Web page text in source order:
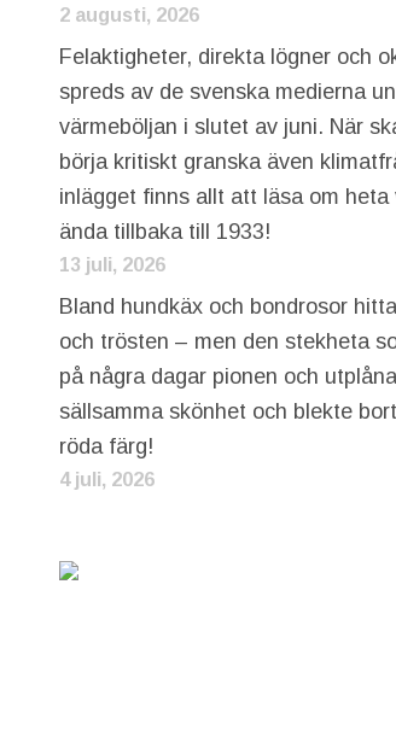
2 augusti, 2026
Felaktigheter, direkta lögner och
spreds av de svenska medierna
värmeböljan i slutet av juni. När
börja kritiskt granska även
inlägget finns allt att läsa om heta
ända tillbaka till 1933!
13 juli, 2026
Bland hundkäx och bondrosor
och trösten – men den stekheta
på några dagar pionen och
sällsamma skönhet och blekte
röda färg!
4 juli, 2026